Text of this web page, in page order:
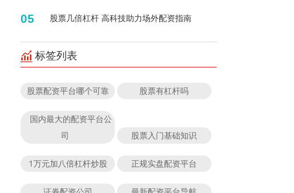
05 股票几倍杠杆 高科技助力场外配资指南
标签列表
股票配资平台哪个可靠 股票有杠杆吗
国内最大的配资平台公
司
股票入门基础知识
1万元加八倍杠杆炒股 正规实盘配资平台